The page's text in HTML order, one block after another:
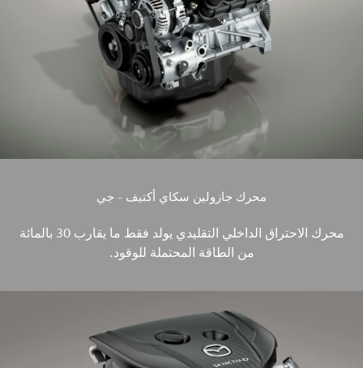
محرك جازولين سكاي أكتيف - جي
محرك الاحتراق الداخلي التقليدي يولد فقط ما يقارب 30 بالمائة
من الطاقة المحتملة للوقود.